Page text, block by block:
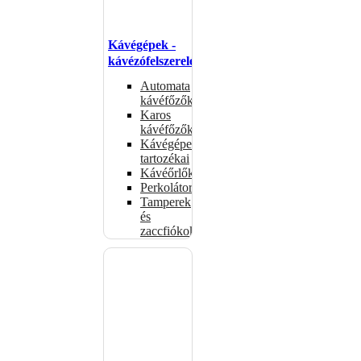
Kávégépek -
kávézófelszerelés
Automata
kávéfőzők
Karos
kávéfőzők
Kávégépek
tartozékai
Kávéőrlők
Perkolátorok
Tamperek
és
zaccfiókok